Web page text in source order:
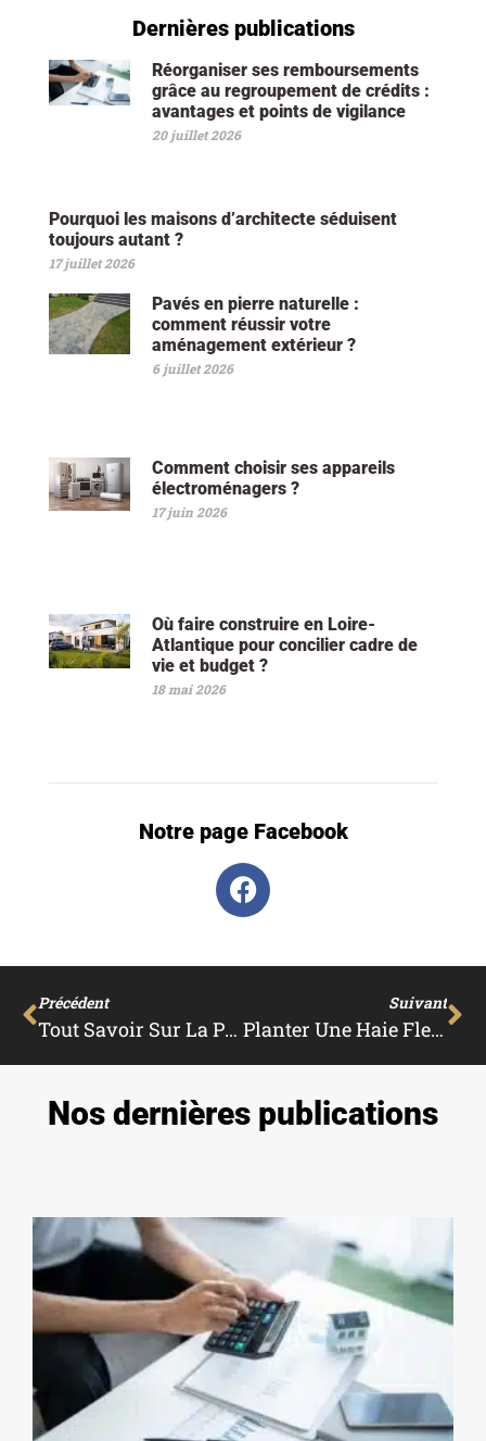
Dernières publications
Réorganiser ses remboursements
grâce au regroupement de crédits :
avantages et points de vigilance
20 juillet 2026
Pourquoi les maisons d’architecte séduisent
toujours autant ?
17 juillet 2026
Pavés en pierre naturelle :
comment réussir votre
aménagement extérieur ?
6 juillet 2026
Comment choisir ses appareils
électroménagers ?
17 juin 2026
Où faire construire en Loire-
Atlantique pour concilier cadre de
vie et budget ?
18 mai 2026
Notre page Facebook
Précédent
Tout Savoir Sur La Plantation D’une Haie
Suivant
Planter Une Haie Fleurie Dans Son Jardin : Conseils Et Astuces
Nos dernières publications